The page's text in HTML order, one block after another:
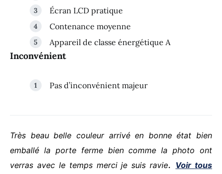
Écran LCD pratique
Contenance moyenne
Appareil de classe énergétique A
Inconvénient
Pas d’inconvénient majeur
Très beau belle couleur arrivé en bonne état bien
emballé la porte ferme bien comme la photo ont
verras avec le temps merci je suis ravie. Voir tous